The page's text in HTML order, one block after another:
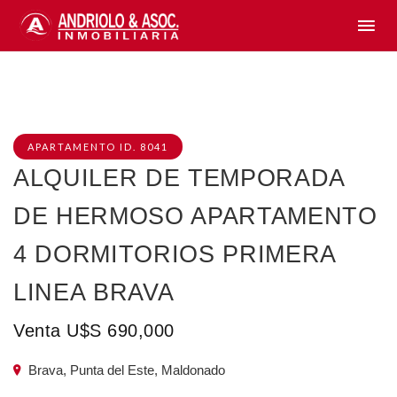
APARTAMENTO ID. 8041
ALQUILER DE TEMPORADA
DE HERMOSO APARTAMENTO
4 DORMITORIOS PRIMERA
LINEA BRAVA
Venta U$S 690,000
Brava, Punta del Este, Maldonado